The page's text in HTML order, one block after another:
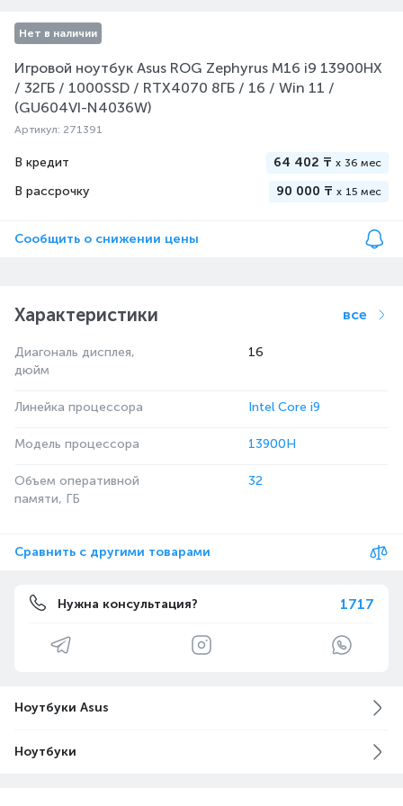
Нет в наличии
Игровой ноутбук Asus ROG Zephyrus M16 i9 13900HX
/ 32ГБ / 1000SSD / RTX4070 8ГБ / 16 / Win 11 /
(GU604VI-N4036W)
Артикул: 271391
В кредит 64 402 ₸ x 36 мес
В рассрочку 90 000 ₸ x 15 мес
Сообщить о снижении цены
Характеристики все
Диагональ дисплея,
дюйм
16
Линейка процессора Intel Core i9
Модель процессора 13900H
Объем оперативной
памяти, ГБ
32
Сравнить с другими товарами
Нужна консультация? 1717
Ноутбуки Asus
Ноутбуки